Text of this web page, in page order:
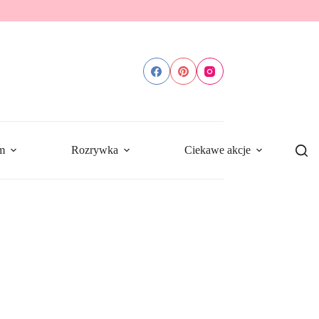
Rozrywka Ciekawe akcje